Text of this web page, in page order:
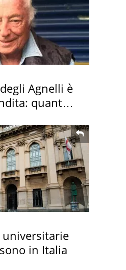
Agnelli è
quanto
in Italia